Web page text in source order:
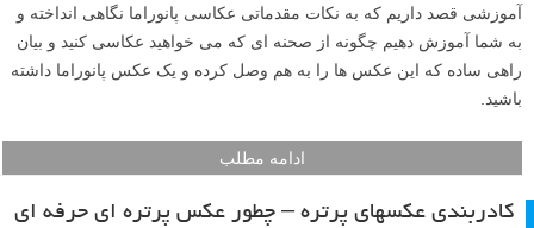
آموزشی قصد داریم که به نکات مقدماتی عکاسی پانوراما نگاهی انداخته و
به شما آموزش دهیم چگونه از صحنه ای که می خواهید عکاسی کنید و بیان
راهی ساده که این عکس ها را به هم وصل کرده و یک عکس پانوراما داشته
باشید.
ادامه مطلب
کادربندی عکسهای پرتره – چطور عکس پرتره ای حرفه ای